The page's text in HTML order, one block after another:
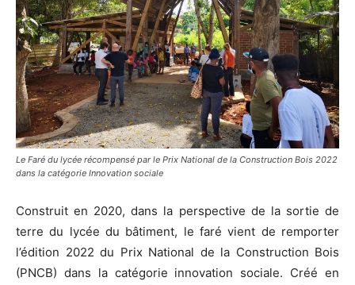
Le Faré du lycée récompensé par le Prix National de la Construction Bois 2022
dans la catégorie Innovation sociale
Construit en 2020, dans la perspective de la sortie de
terre du lycée du bâtiment, le faré vient de remporter
l’édition 2022 du Prix National de la Construction Bois
(PNCB) dans la catégorie innovation sociale. Créé en